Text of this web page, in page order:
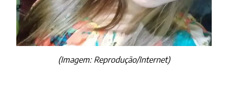
(Imagem: Reprodução/Internet)